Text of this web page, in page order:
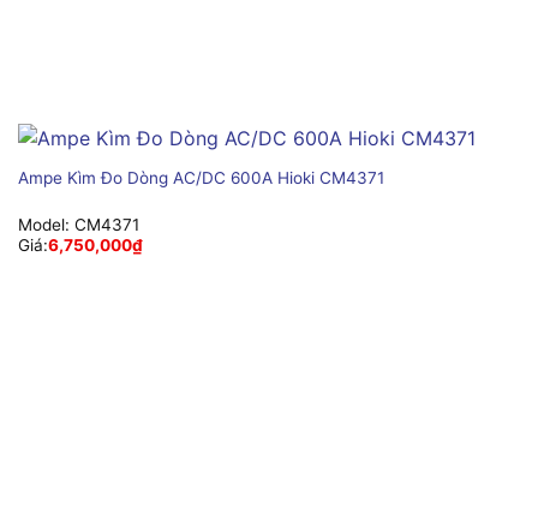
Ampe Kìm Đo Dòng AC/DC 600A Hioki CM4371
Model: CM4371
Giá:6,750,000₫